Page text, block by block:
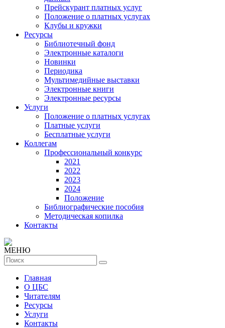
Прейскурант платных услуг
Положение о платных услугах
Клубы и кружки
Ресурсы
Библиотечный фонд
Электронные каталоги
Новинки
Периодика
Мультимедийные выставки
Электронные книги
Электронные ресурсы
Услуги
Положение о платных услугах
Платные услуги
Бесплатные услуги
Коллегам
Профессиональный конкурс
2021
2022
2023
2024
Положение
Библиографические пособия
Методическая копилка
Контакты
МЕНЮ
Главная
О ЦБС
Читателям
Ресурсы
Услуги
Контакты